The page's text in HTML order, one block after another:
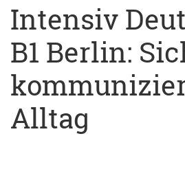
Intensiv
B1 Berlin:
Alltag